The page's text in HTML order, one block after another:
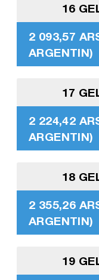
16
2 093,57
ARGENTIN)
17
2 224,42
ARGENTIN)
18
2 355,26
ARGENTIN)
19